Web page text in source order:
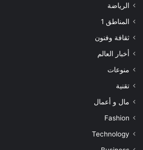
الرياضة
المناطق 1
ثقافة وفنون
أخبار العالم
منوعات
تقنية
مال و أعمال
Fashion
Technology